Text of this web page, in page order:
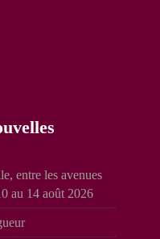
entre les avenues
au 14 août 2026